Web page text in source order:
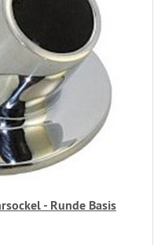
- Runde Basis